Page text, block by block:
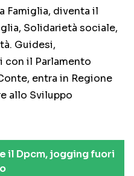
Famiglia, diventa il
Solidarietà sociale,
Guidesi,
il Parlamento
entra in Regione
allo Sviluppo
il Dpcm, jogging fuori